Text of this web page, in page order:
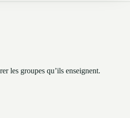
les groupes qu’ils enseignent.